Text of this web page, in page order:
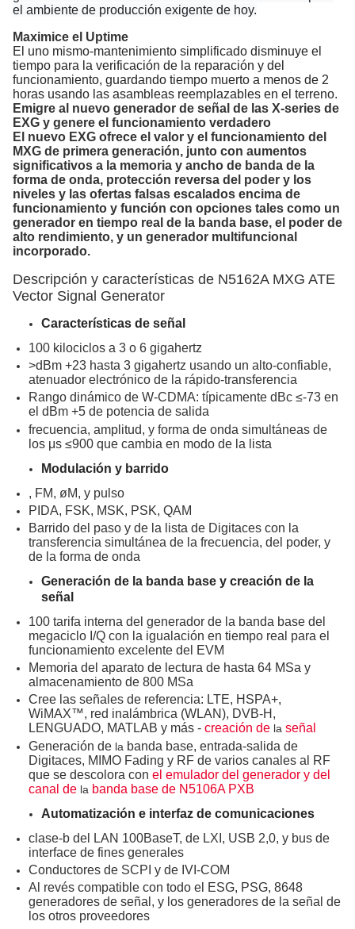
el ambiente de producción exigente de hoy.
Maximice el Uptime
El uno mismo-mantenimiento simplificado disminuye el
tiempo para la verificación de la reparación y del
funcionamiento, guardando tiempo muerto a menos de 2
horas usando las asambleas reemplazables en el terreno.
Emigre al nuevo generador de señal de las X-series de
EXG y genere el funcionamiento verdadero
El nuevo EXG ofrece el valor y el funcionamiento del
MXG de primera generación, junto con aumentos
significativos a la memoria y ancho de banda de la
forma de onda, protección reversa del poder y los
niveles y las ofertas falsas escalados encima de
funcionamiento y función con opciones tales como un
generador en tiempo real de la banda base, el poder de
alto rendimiento, y un generador multifuncional
incorporado.
Descripción y características de N5162A MXG ATE
Vector Signal Generator
Características de señal
100 kilociclos a 3 o 6 gigahertz
>dBm +23 hasta 3 gigahertz usando un alto-confiable,
atenuador electrónico de la rápido-transferencia
Rango dinámico de W-CDMA: típicamente dBc ≤-73 en
el dBm +5 de potencia de salida
frecuencia, amplitud, y forma de onda simultáneas de
los μs ≤900 que cambia en modo de la lista
Modulación y barrido
, FM, øM, y pulso
PIDA, FSK, MSK, PSK, QAM
Barrido del paso y de la lista de Digitaces con la
transferencia simultánea de la frecuencia, del poder, y
de la forma de onda
Generación de la banda base y creación de la
señal
100 tarifa interna del generador de la banda base del
megaciclo I/Q con la igualación en tiempo real para el
funcionamiento excelente del EVM
Memoria del aparato de lectura de hasta 64 MSa y
almacenamiento de 800 MSa
Cree las señales de referencia: LTE, HSPA+,
WiMAX™, red inalámbrica (WLAN), DVB-H,
LENGUADO, MATLAB y más - creación de la señal
Generación de la banda base, entrada-salida de
Digitaces, MIMO Fading y RF de varios canales al RF
que se descolora con el emulador del generador y del
canal de la banda base de N5106A PXB
Automatización e interfaz de comunicaciones
clase-b del LAN 100BaseT, de LXI, USB 2,0, y bus de
interface de fines generales
Conductores de SCPI y de IVI-COM
Al revés compatible con todo el ESG, PSG, 8648
generadores de señal, y los generadores de la señal de
los otros proveedores